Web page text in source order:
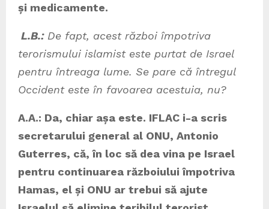
și medicamente.
L.B.:De fapt, acest război împotriva
terorismului islamist este purtat de Israel
pentru întreaga lume. Se pare că întregul
Occident este în favoarea acestuia, nu?
A.A.: Da, chiar așa este. IFLAC i-a scris
secretarului general al ONU, Antonio
Guterres, că, în loc să dea vina pe Israel
pentru continuarea războiului împotriva
Hamas, el și ONU ar trebui să ajute